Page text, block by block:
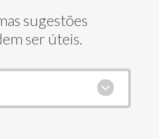
sugestões
ser úteis.